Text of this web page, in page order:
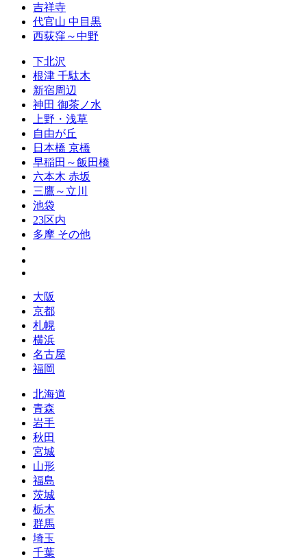
吉祥寺
代官山 中目黒
西荻窪～中野
下北沢
根津 千駄木
新宿周辺
神田 御茶ノ水
上野・浅草
自由が丘
日本橋 京橋
早稲田～飯田橋
六本木 赤坂
三鷹～立川
池袋
23区内
多摩 その他
大阪
京都
札幌
横浜
名古屋
福岡
北海道
青森
岩手
秋田
宮城
山形
福島
茨城
栃木
群馬
埼玉
千葉